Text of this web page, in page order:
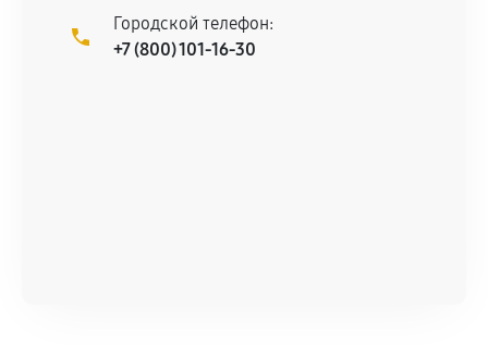
Городской телефон:
+7 (800) 101-16-30